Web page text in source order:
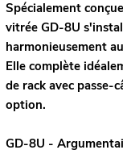
Spécialement
vitrée GD-8U
harmonieusement
Elle complète
de rack avec passe-
option.
GD-8U -